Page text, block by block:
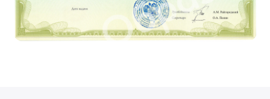
2014-2019 годах, у выпускников
Московского Физико-технического
института